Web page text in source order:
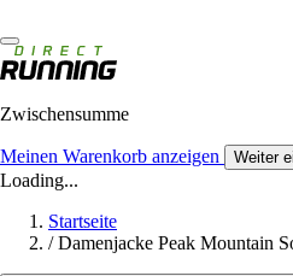
Zwischensumme
Meinen Warenkorb anzeigen Weiter
Loading...
Startseite
/ Damenjacke Peak Mountain